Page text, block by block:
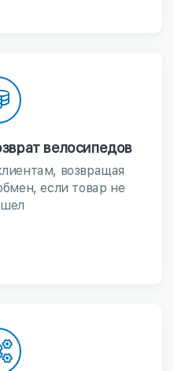
велосипедов
возвращая
если товар не